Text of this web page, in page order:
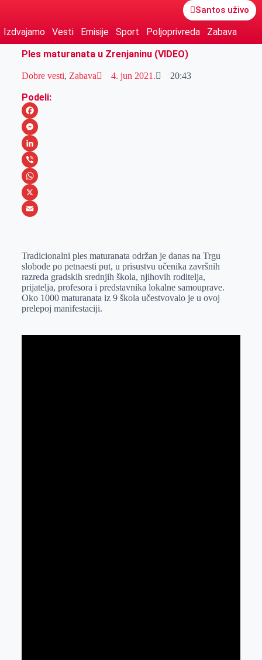
Santos uživo
Izdvajamo Vesti Emisije Sport Poljoprivreda
Zabava
Ples maturanata u Zrenjaninu (VIDEO)
Dobre vesti, Zabava 4. jun 2021. 20:43
Podeli:
F
a
c
e
b
o
M
e
s
s
e
e
r
L
i
n
k
I
n
V
i
b
W
h
s
A
p
p
X
a
i
l
Tradicionalni ples maturanata održan je danas na Trgu
slobode po petnaesti put, u prisustvu učenika završnih
razreda gradskih srednjih škola, njihovih roditelja,
prijatelja, profesora i predstavnika lokalne samouprave.
Oko 1000 maturanata iz 9 škola učestvovalo je u ovoj
prelepoj manifestaciji.